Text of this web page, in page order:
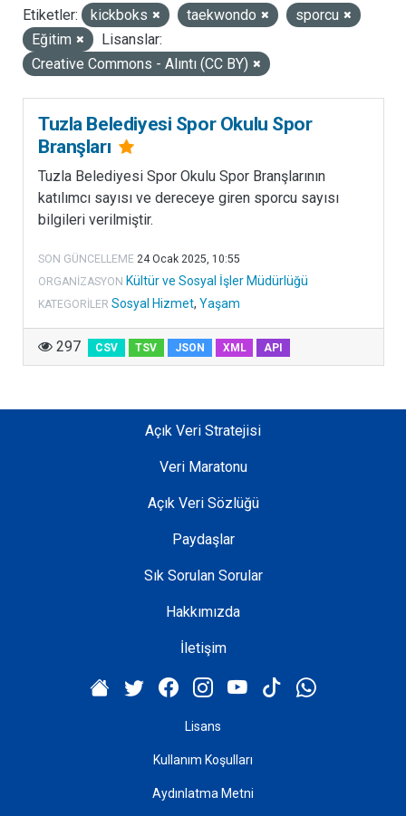
LISANSLAR
Etiketler: kickboks taekwondo
sporcu
Eğitim
Lisanslar:
Creative Commons - Alıntı (CC BY)
Tuzla Belediyesi Spor Okulu Spor
Branşları
Tuzla Belediyesi Spor Okulu Spor Branşlarının
katılımcı sayısı ve dereceye giren sporcu sayısı
bilgileri verilmiştir.
SON GÜNCELLEME 24 Ocak 2025, 10:55
ORGANIZASYON Kültür ve Sosyal İşler Müdürlüğü
KATEGORILER Sosyal Hizmet, Yaşam
297 CSV TSV JSON XML API
Açık Veri Stratejisi
Veri Maratonu
Açık Veri Sözlüğü
Paydaşlar
Sık Sorulan Sorular
Hakkımızda
İletişim
Lisans
Kullanım Koşulları
Aydınlatma Metni